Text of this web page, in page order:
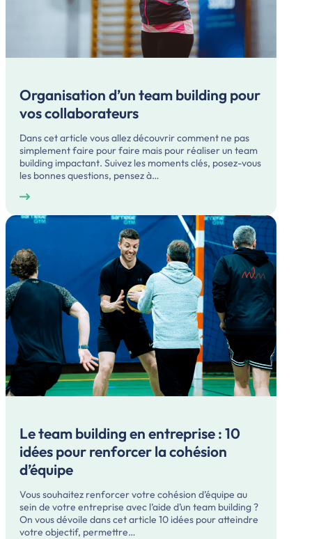
Le team building en entreprise : 10
idées pour renforcer la cohésion
d’équipe
Vous souhaitez renforcer votre cohésion d’équipe au
sein de votre entreprise avec l’aide d’un team building ?
On vous dévoile dans cet article 10 idées pour atteindre
votre objectif, permettre…
Organisation d’un team building pour
vos collaborateurs
Dans cet article vous allez découvrir comment ne pas
simplement faire pour faire mais pour réaliser un team
building impactant. Suivez les moments clés, posez-vous
les bonnes questions, pensez à…